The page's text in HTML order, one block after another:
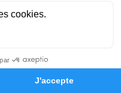
Hommages
à 11h30
- Sables d'Olonne